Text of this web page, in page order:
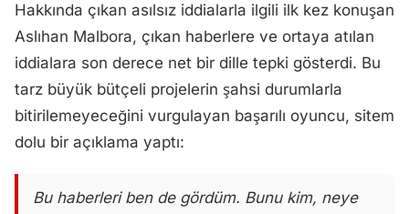
Hakkında çıkan asılsız iddialarla ilgili ilk kez konuşan
Aslıhan Malbora, çıkan haberlere ve ortaya atılan
iddialara son derece net bir dille tepki gösterdi. Bu
tarz büyük bütçeli projelerin şahsi durumlarla
bitirilemeyeceğini vurgulayan başarılı oyuncu, sitem
dolu bir açıklama yaptı:
Bu haberleri ben de gördüm. Bunu kim, neye